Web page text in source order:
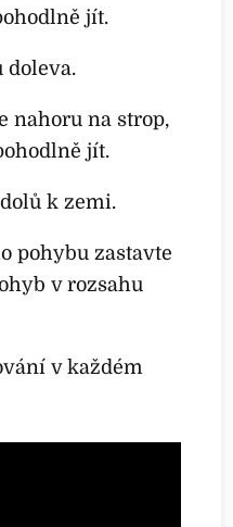
jít.
doleva.
nahoru na strop,
jít.
k zemi.
pohybu zastavte
v rozsahu
v každém